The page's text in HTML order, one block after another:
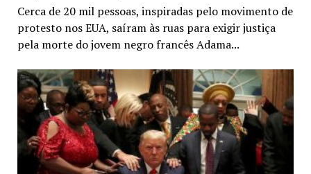
Cerca de 20 mil pessoas, inspiradas pelo movimento de
protesto nos EUA, saíram às ruas para exigir justiça
pela morte do jovem negro francês Adama...